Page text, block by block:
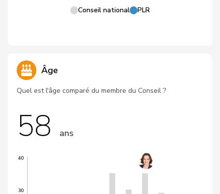
Conseil national PLR
Âge
Quel est l'âge comparé du membre du Conseil ?
58 ans
30
40